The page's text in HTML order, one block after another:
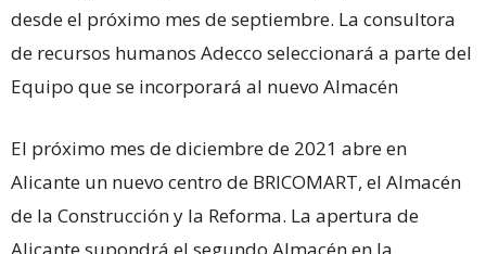
desde el próximo mes de septiembre. La consultora
de recursos humanos Adecco seleccionará a parte del
Equipo que se incorporará al nuevo Almacén
El próximo mes de diciembre de 2021 abre en
Alicante un nuevo centro de BRICOMART, el Almacén
de la Construcción y la Reforma. La apertura de